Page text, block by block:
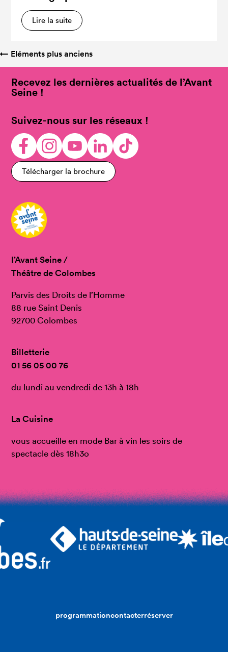
Lire la suite
← Eléments plus anciens
Recevez les dernières actualités de l’Avant
Seine !
Suivez-nous sur les réseaux !
Télécharger la brochure
l’Avant Seine /
Théâtre de Colombes
Parvis des Droits de l’Homme
88 rue Saint Denis
92700 Colombes
Billetterie
01 56 05 00 76
du lundi au vendredi de 13h à 18h
La Cuisine
vous accueille en mode Bar à vin les soirs de
spectacle dès 18h3o
programmationcontacterréserver